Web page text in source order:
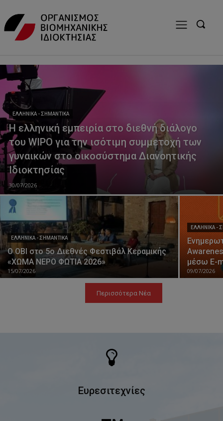
ΕΛΛΗΝΙΚΆ - ΣΗΜΑΝΤΙΚΆ
Η ελληνική εμπειρία στο διεθνή διάλογο
του WIPO για την ισότιμη συμμετοχή των
γυναικών στο οικοσύστημα Διανοητικής
Ιδιοκτησίας
30/07/2026
ΕΛΛΗΝΙΚΆ - ΣΗΜΑΝΤΙΚΆ
Ο ΟΒΙ στο 5ο Διεθνές Φεστιβάλ Κεραμικής
«ΧΩΜΑ ΝΕΡΟ ΦΩΤΙΑ 2026»
15/07/2026
ΕΛΛΗΝΙΚΆ -
μέσω E-
09/07/2026
Περισσότερα Νέα
Ευρεσιτεχνίες